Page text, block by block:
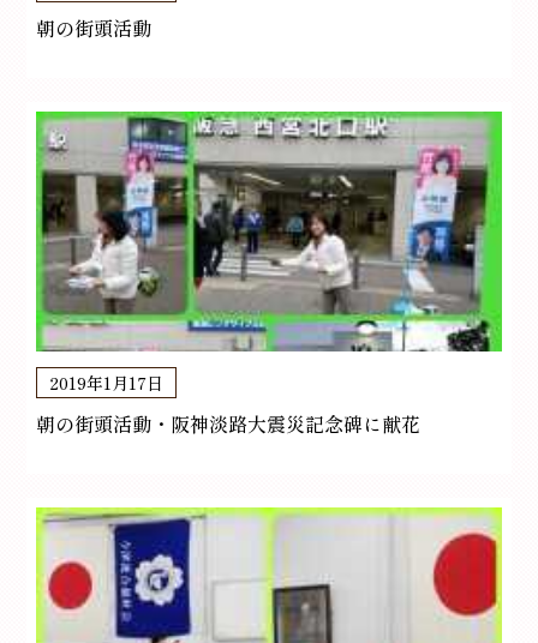
朝の街頭活動
2019年1月17日
朝の街頭活動・阪神淡路大震災記念碑に献花